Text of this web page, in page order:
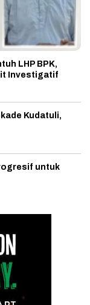
LHP BPK,
Investigatif
Kudatuli,
untuk